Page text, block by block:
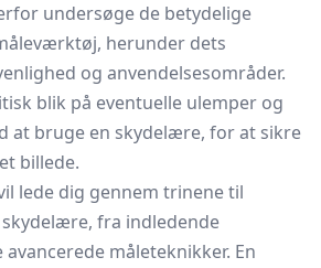
undersøge de betydelige
, herunder dets
og anvendelsesområder.
blik på eventuelle ulemper og
at bruge en skydelære, for at sikre
billede.
lede dig gennem trinene til
fra indledende
måleteknikker. En